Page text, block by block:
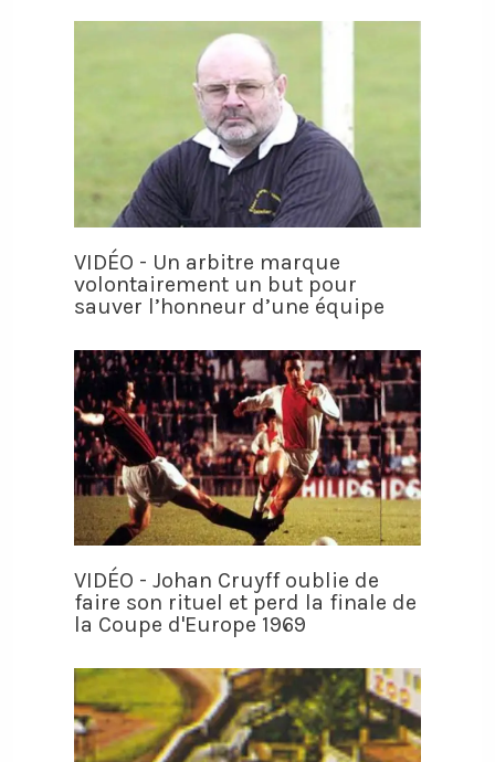
VIDÉO - Un arbitre marque
volontairement un but pour
sauver l’honneur d’une équipe
VIDÉO - Johan Cruyff oublie de
faire son rituel et perd la finale de
la Coupe d'Europe 1969